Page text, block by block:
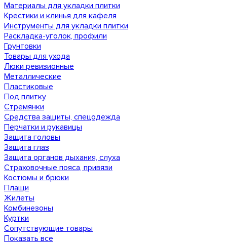
Материалы для укладки плитки
Крестики и клинья для кафеля
Инструменты для укладки плитки
Раскладка-уголок, профили
Грунтовки
Товары для ухода
Люки ревизионные
Металлические
Пластиковые
Под плитку
Стремянки
Средства защиты, спецодежда
Перчатки и рукавицы
Защита головы
Защита глаз
Защита органов дыхания, слуха
Страховочные пояса, привязи
Костюмы и брюки
Плащи
Жилеты
Комбинезоны
Куртки
Сопутствующие товары
Показать все